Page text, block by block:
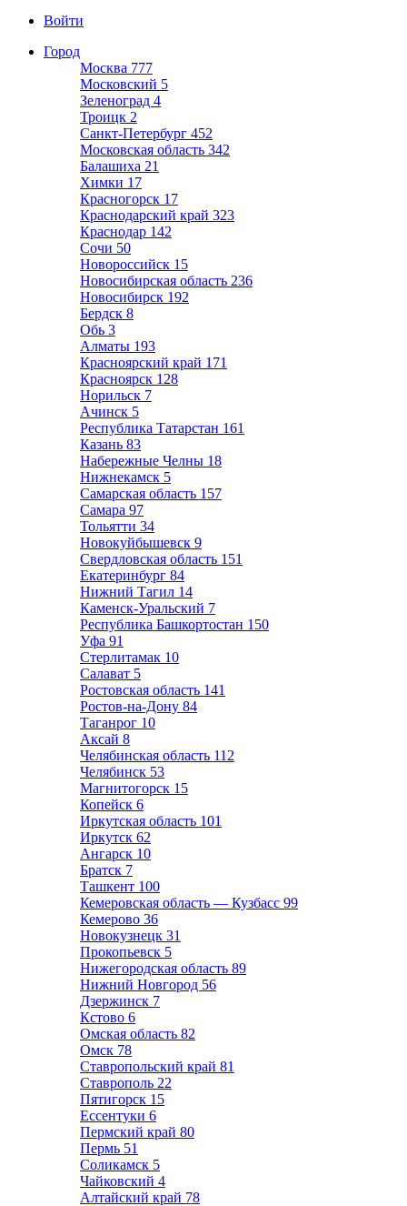
Войти
Город
Москва 777
Московский 5
Зеленоград 4
Троицк 2
Санкт-Петербург 452
Московская область 342
Балашиха 21
Химки 17
Красногорск 17
Краснодарский край 323
Краснодар 142
Сочи 50
Новороссийск 15
Новосибирская область 236
Новосибирск 192
Бердск 8
Обь 3
Алматы 193
Красноярский край 171
Красноярск 128
Норильск 7
Ачинск 5
Республика Татарстан 161
Казань 83
Набережные Челны 18
Нижнекамск 5
Самарская область 157
Самара 97
Тольятти 34
Новокуйбышевск 9
Свердловская область 151
Екатеринбург 84
Нижний Тагил 14
Каменск-Уральский 7
Республика Башкортостан 150
Уфа 91
Стерлитамак 10
Салават 5
Ростовская область 141
Ростов-на-Дону 84
Таганрог 10
Аксай 8
Челябинская область 112
Челябинск 53
Магнитогорск 15
Копейск 6
Иркутская область 101
Иркутск 62
Ангарск 10
Братск 7
Ташкент 100
Кемеровская область — Кузбасс 99
Кемерово 36
Новокузнецк 31
Прокопьевск 5
Нижегородская область 89
Нижний Новгород 56
Дзержинск 7
Кстово 6
Омская область 82
Омск 78
Ставропольский край 81
Ставрополь 22
Пятигорск 15
Ессентуки 6
Пермский край 80
Пермь 51
Соликамск 5
Чайковский 4
Алтайский край 78